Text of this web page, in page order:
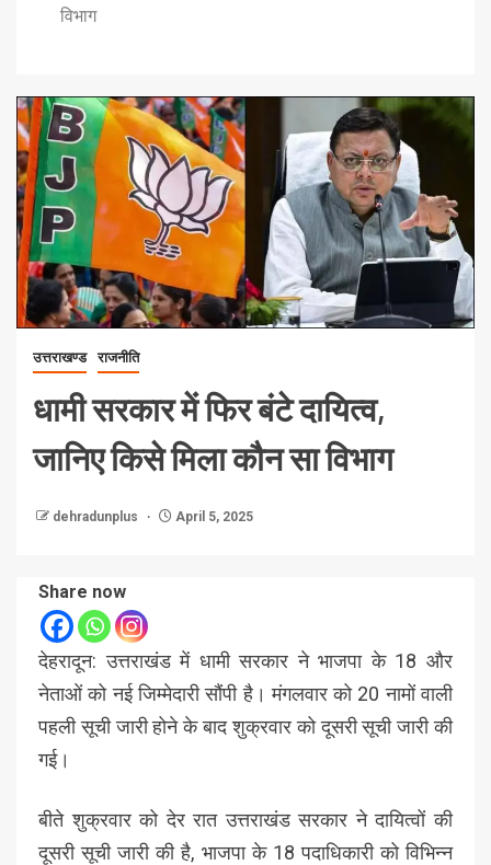
विभाग
उत्तराखण्ड राजनीति
धामी सरकार में फिर बंटे दायित्व,
जानिए किसे मिला कौन सा विभाग
dehradunplus April 5, 2025
Share now
देहरादून: उत्तराखंड में धामी सरकार ने भाजपा के 18 और
नेताओं को नई जिम्मेदारी सौंपी है। मंगलवार को 20 नामों वाली
पहली सूची जारी होने के बाद शुक्रवार को दूसरी सूची जारी की
गई।
बीते शुक्रवार को देर रात उत्तराखंड सरकार ने दायित्वों की
दूसरी सूची जारी की है, भाजपा के 18 पदाधिकारी को विभिन्न